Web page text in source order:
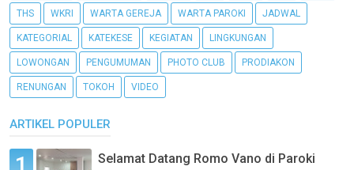
THS WKRI WARTA GEREJA WARTA PAROKI JADWAL
KATEGORIAL KATEKESE KEGIATAN LINGKUNGAN
LOWONGAN PENGUMUMAN PHOTO CLUB PRODIAKON
RENUNGAN TOKOH VIDEO
ARTIKEL POPULER
Selamat Datang Romo Vano di Paroki